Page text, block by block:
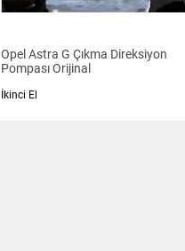
Opel Astra G Çıkma Direksiyon
Pompası Orijinal
İkinci El